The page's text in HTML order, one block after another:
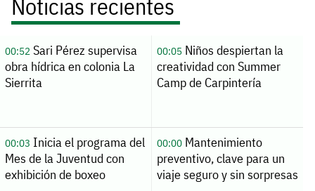
Noticias recientes
00:52Sari Pérez supervisa
obra hídrica en colonia La
Sierrita
00:05Niños despiertan la
creatividad con Summer
Camp de Carpintería
00:03 Inicia el programa del
Mes de la Juventud con
exhibición de boxeo
00:00Mantenimiento
preventivo, clave para un
viaje seguro y sin sorpresas